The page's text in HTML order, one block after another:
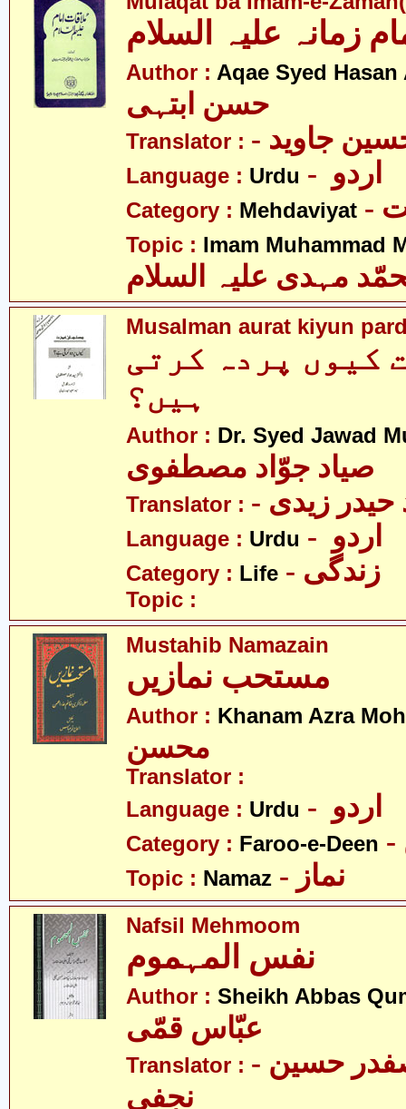
زمانہ علیہ السلام
Author : Aqae Syed
Translator :
Language : Urdu
Category : Mehdaviyat
Topic : Imam Muhammad
مہدی علیہ السلام
Musalman aurat kiyun
کیوں پردہ کرتی
ہیں؟
Author : Dr. Syed Jawad
صیاد جوّاد مصطفوی
Translator :
Language : Urdu
Category : Life - زندگی
Topic :
Mustahib Namazain
مستحب نمازیں
Author : Khanam Azra
Translator :
Language : Urdu
Category : Faroo-e-Deen
Topic : Namaz
Nafsil Mehmoom
نفس المہموم
Author : Sheikh Abbas
عبّاس قمّی
Translator : - علامہ سیّد صفدر حسین
نجفی